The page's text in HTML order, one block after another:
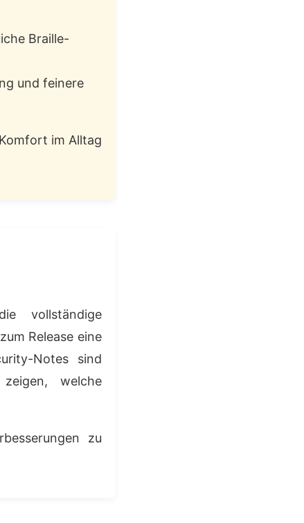
Braille-
und feinere
im Alltag
vollständige
Release eine
Notes sind
welche
zu